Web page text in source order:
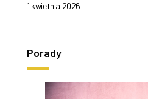
1 kwietnia 2026
Porady